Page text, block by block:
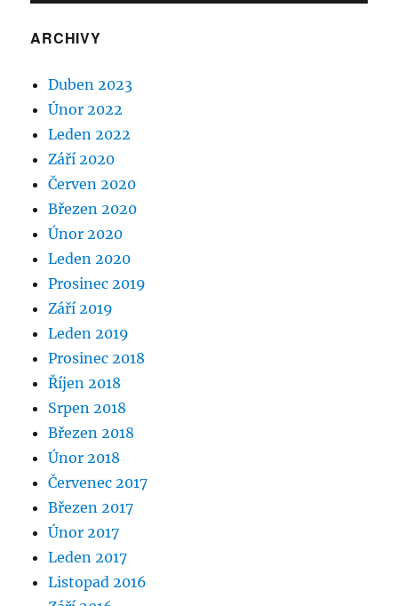
ARCHIVY
Duben 2023
Únor 2022
Leden 2022
Září 2020
Červen 2020
Březen 2020
Únor 2020
Leden 2020
Prosinec 2019
Září 2019
Leden 2019
Prosinec 2018
Říjen 2018
Srpen 2018
Březen 2018
Únor 2018
Červenec 2017
Březen 2017
Únor 2017
Leden 2017
Listopad 2016